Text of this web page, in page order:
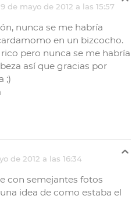
de mayo de 2012 a las 15:57
nunca se me habría
en un bizcocho.
pero nunca se me habría
así que gracias por
;)
de 2012 a las 16:34
con semejantes fotos
idea de como estaba el